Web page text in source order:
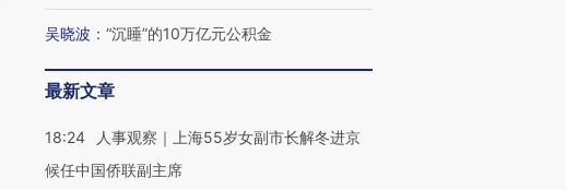
吴晓波 ： “沉睡”的10万亿元公积金
最新文章
18:24
人事观察｜上海55岁女副市长解冬进京
候任中国侨联副主席